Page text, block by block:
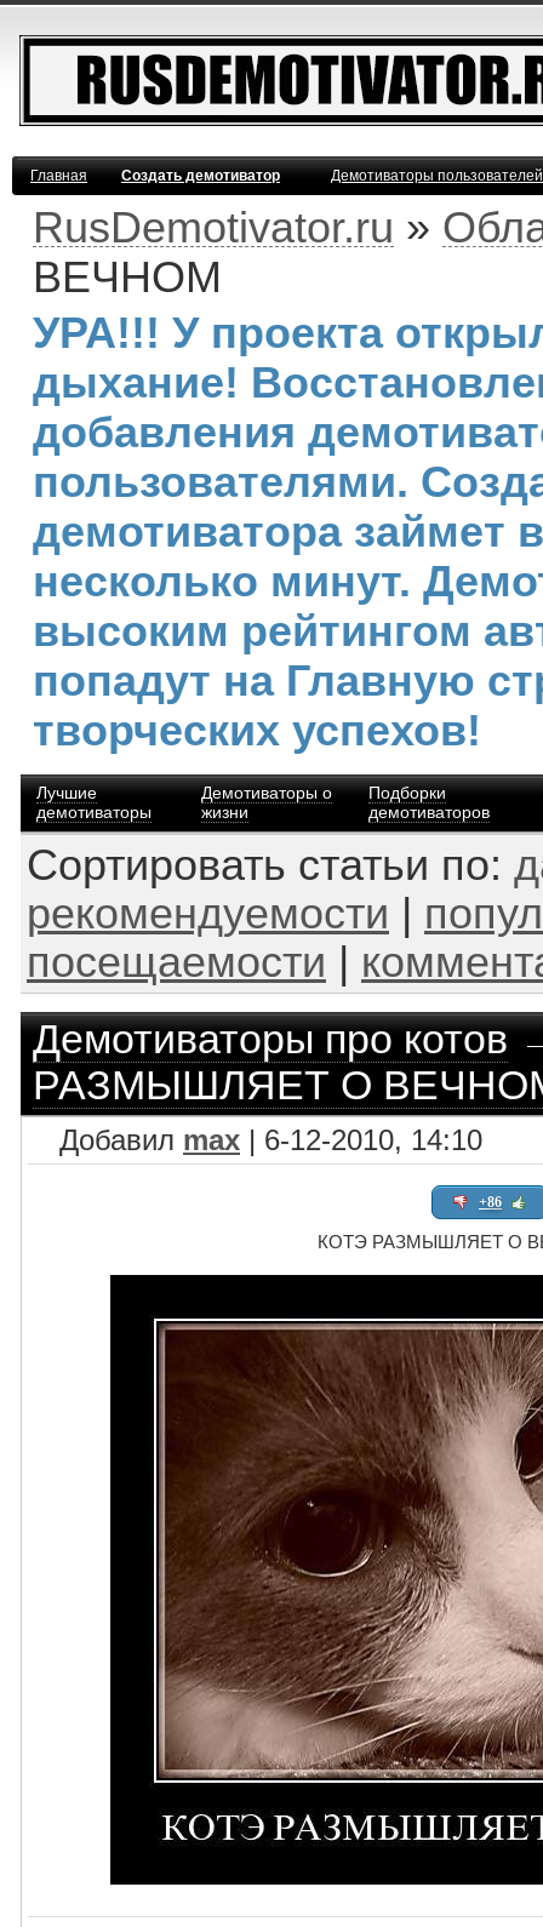
Главная Создать демотиватор Демотиваторы
RusDemotivator.ru »
ВЕЧНОМ
УРА!!! У проекта
дыхание!
добавления
пользователями.
демотиватора займет
несколько минут.
высоким рейтингом
попадут на Главную
творческих успехов!
Лучшие
демотиваторы
Демотиваторы о
жизни
Подборки
демотиваторов
Сортировать статьи по:
рекомендуемости
посещаемости
Демотиваторы про котов
РАЗМЫШЛЯЕТ О
Добавил max | 6-12-2010, 14:10
+86
КОТЭ РАЗМЫШЛЯЕТ О